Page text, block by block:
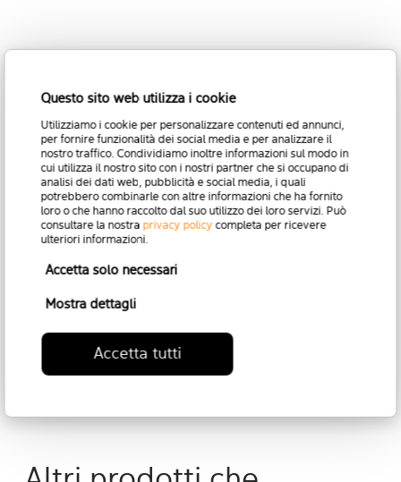
Questo sito web utilizza i cookie
Utilizziamo i cookie per personalizzare contenuti ed annunci,
per fornire funzionalità dei social media e per analizzare il
nostro traffico. Condividiamo inoltre informazioni sul modo in
cui utilizza il nostro sito con i nostri partner che si occupano di
analisi dei dati web, pubblicità e social media, i quali
potrebbero combinarle con altre informazioni che ha fornito
loro o che hanno raccolto dal suo utilizzo dei loro servizi. Può
consultare la nostra privacy policy completa per ricevere
ulteriori informazioni.
Accetta solo necessari
Mostra dettagli
Accetta tutti
MODELLI
PRESENTI IN
QUESTA
COLLEZIONE
Torna alla Collezione